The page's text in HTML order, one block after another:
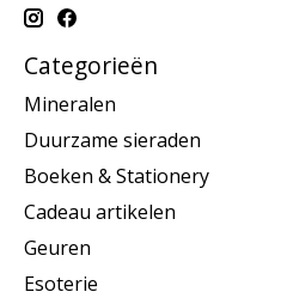
Categorieën
Mineralen
Duurzame sieraden
Boeken & Stationery
Cadeau artikelen
Geuren
Esoterie